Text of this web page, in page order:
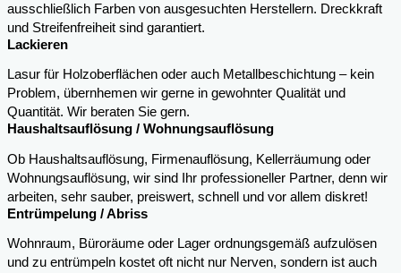
ausschließlich Farben von ausgesuchten Herstellern. Dreckkraft
und Streifenfreiheit sind garantiert.
Lackieren
Lasur für Holzoberflächen oder auch Metallbeschichtung – kein
Problem, übernhemen wir gerne in gewohnter Qualität und
Quantität. Wir beraten Sie gern.
Haushaltsauflösung / Wohnungsauflösung
Ob Haushaltsauflösung, Firmenauflösung, Kellerräumung oder
Wohnungsauflösung, wir sind Ihr professioneller Partner, denn wir
arbeiten, sehr sauber, preiswert, schnell und vor allem diskret!
Entrümpelung / Abriss
Wohnraum, Büroräume oder Lager ordnungsgemäß aufzulösen
und zu entrümpeln kostet oft nicht nur Nerven, sondern ist auch